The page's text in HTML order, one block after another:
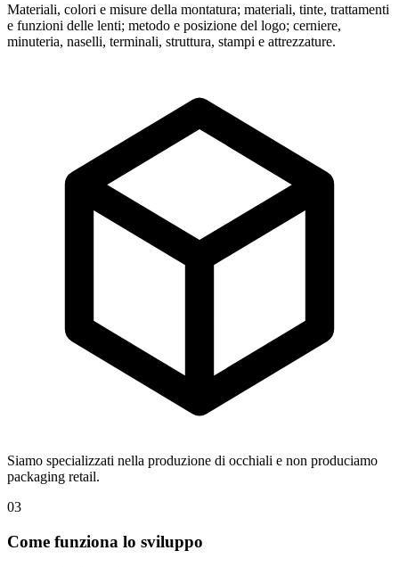
Materiali, colori e misure della montatura; materiali, tinte, trattamenti
e funzioni delle lenti; metodo e posizione del logo; cerniere,
minuteria, naselli, terminali, struttura, stampi e attrezzature.
Siamo specializzati nella produzione di occhiali e non produciamo
packaging retail.
03
Come funziona lo sviluppo